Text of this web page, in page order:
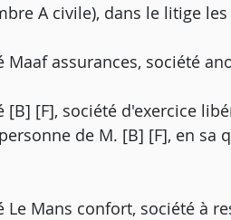
A civile), dans le litige
Maaf assurances, société
[B] [F], société d'exercice
de M. [B] [F], en
Le Mans confort, société à